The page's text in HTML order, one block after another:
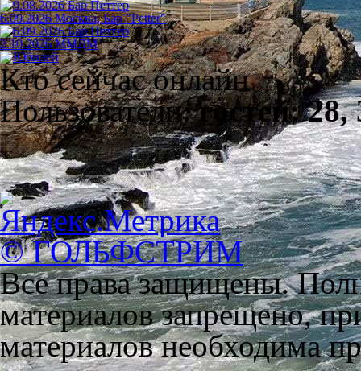
6.09.2026 Москва, Бар "Petter"
2.10.2026 ММДМ
Кто сейчас онлайн
Пользователи:гостей: 28,
© ГОЛЬФСТРИМ
Все права защищены.
материалов запрещено,
материалов необходима